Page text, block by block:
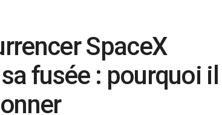
SpaceX
fusée : pourquoi il